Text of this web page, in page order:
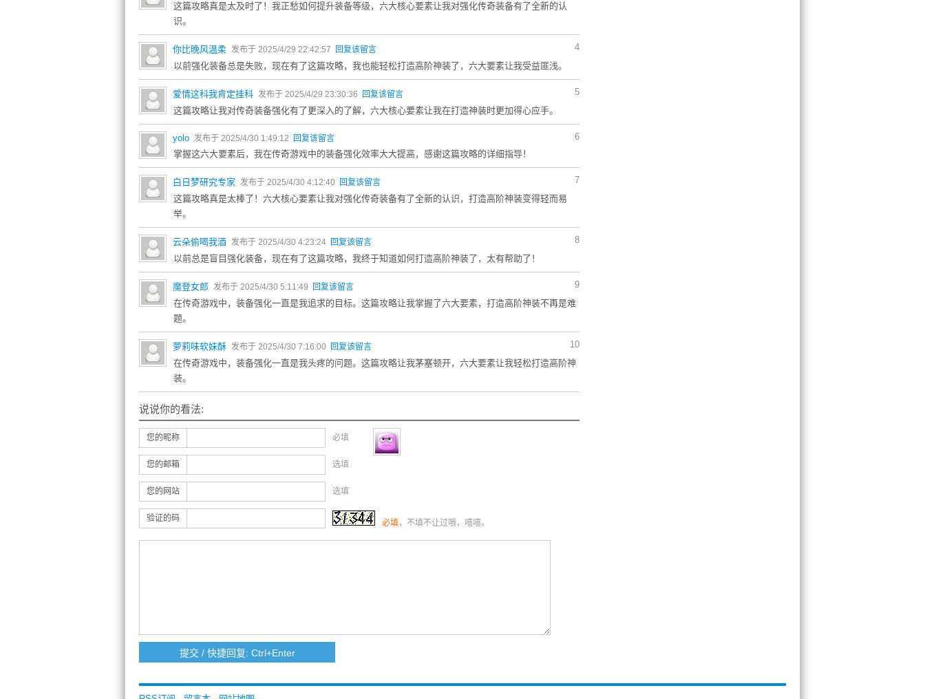
这篇攻略真是太及时了！我正愁如何提升装备等级，六大核心要素让我对强化传奇装备有了全新的认
识。
4
你比晚风温柔 发布于 2025/4/29 22:42:57 回复该留言
以前强化装备总是失败，现在有了这篇攻略，我也能轻松打造高阶神装了，六大要素让我受益匪浅。
5
爱情这科我肯定挂科 发布于 2025/4/29 23:30:36 回复该留言
这篇攻略让我对传奇装备强化有了更深入的了解，六大核心要素让我在打造神装时更加得心应手。
6
yolo 发布于 2025/4/30 1:49:12 回复该留言
掌握这六大要素后，我在传奇游戏中的装备强化效率大大提高，感谢这篇攻略的详细指导！
7
白日梦研究专家 发布于 2025/4/30 4:12:40 回复该留言
这篇攻略真是太棒了！六大核心要素让我对强化传奇装备有了全新的认识，打造高阶神装变得轻而易
举。
8
云朵偷喝我酒 发布于 2025/4/30 4:23:24 回复该留言
以前总是盲目强化装备，现在有了这篇攻略，我终于知道如何打造高阶神装了，太有帮助了！
9
魔登女郎 发布于 2025/4/30 5:11:49 回复该留言
在传奇游戏中，装备强化一直是我追求的目标。这篇攻略让我掌握了六大要素，打造高阶神装不再是难
题。
10
萝莉味软妹酥 发布于 2025/4/30 7:16:00 回复该留言
在传奇游戏中，装备强化一直是我头疼的问题。这篇攻略让我茅塞顿开，六大要素让我轻松打造高阶神
装。
说说你的看法:
您的昵称 必填
您的邮箱 选填
您的网站 选填
验证的码 必填，不填不让过哦，嘻嘻。